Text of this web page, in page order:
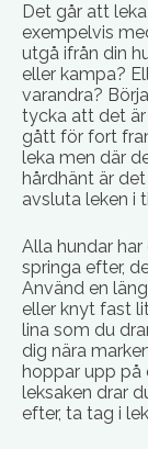
Det går att
exempelvis
utgå ifrån din
eller kampa?
varandra?
tycka att det är
gått för fort
leka men där
hårdhänt är
avsluta leken i
Alla hundar
springa efter,
Använd en
eller knyt fast
lina som du
dig nära
hoppar upp på
leksaken drar
efter, ta tag i